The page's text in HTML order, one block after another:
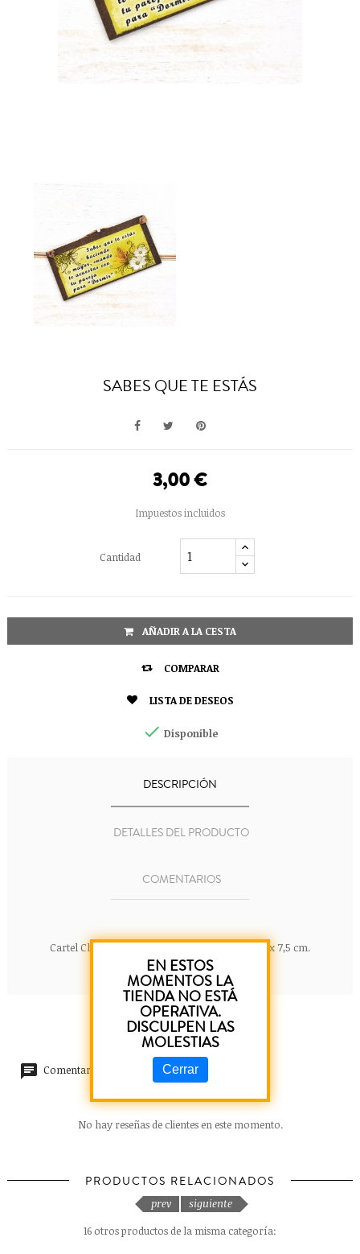
SABES QUE TE ESTÁS
3,00 €
Impuestos incluidos
Cantidad
AÑADIR A LA CESTA
 COMPARAR
 LISTA DE DESEOS
 Disponible
DESCRIPCIÓN
DETALLES DEL PRODUCTO
COMENTARIOS
Cartel Chico de madera. Frases. Dimensiones 15 x 7,5 cm.
Comentarios (0)
No hay reseñas de clientes en este momento.
PRODUCTOS RELACIONADOS
16 otros productos de la misma categoría:
prev siguiente
EN ESTOS
MOMENTOS LA
TIENDA NO ESTÁ
OPERATIVA.
DISCULPEN LAS
MOLESTIAS
Cerrar